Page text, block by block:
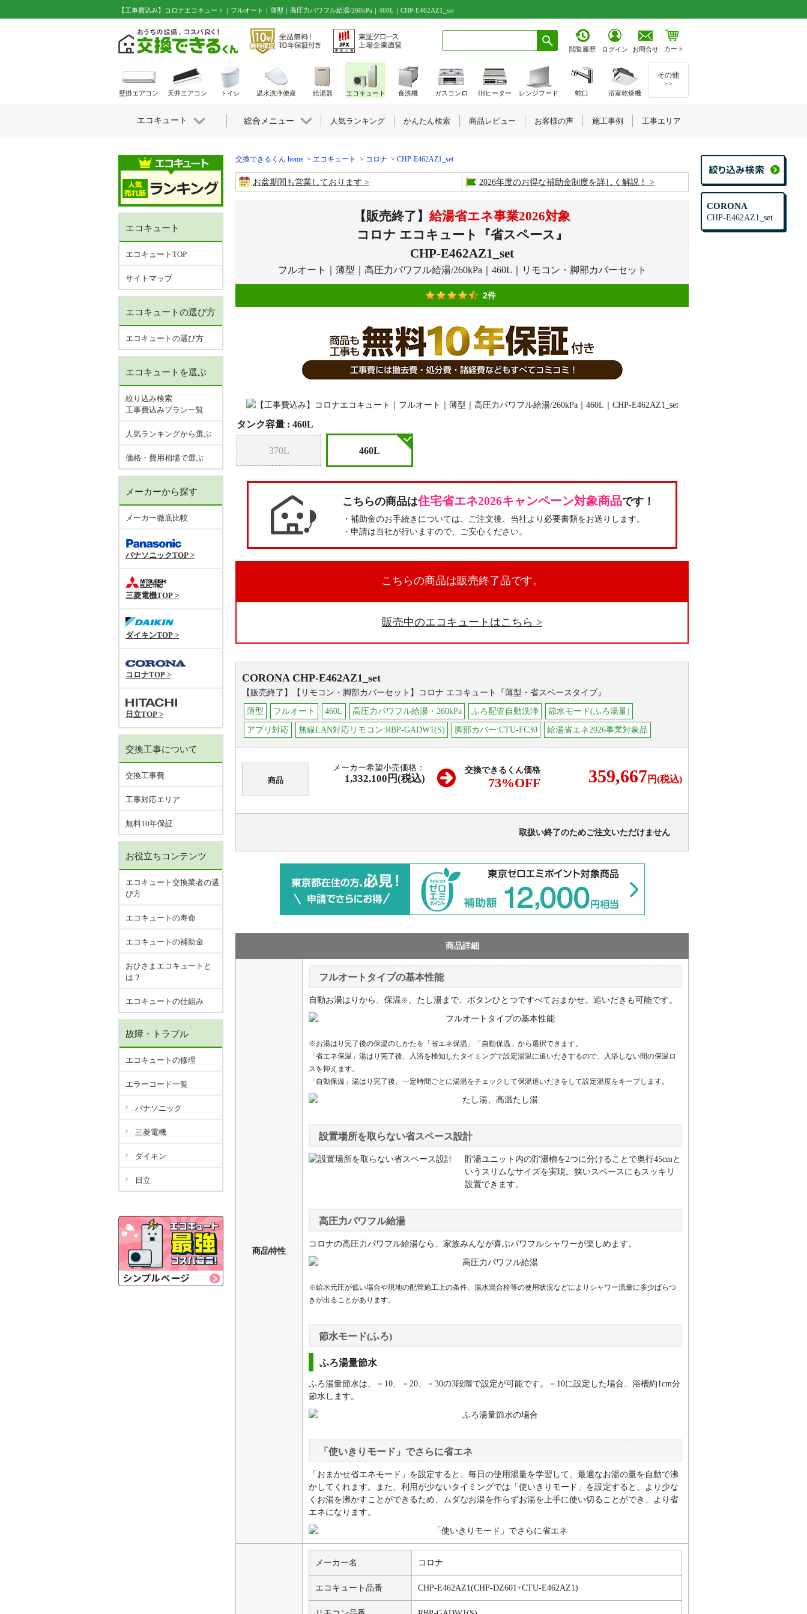
CORONA
CHP-E462AZ1_set
【工事費込み】コロナエコキュート｜フルオート｜薄型｜高圧力パワフル給湯/260kPa｜460L｜CHP-E462AZ1_set
閲覧履歴 ログイン お問合せ カート
交換できるくん home エコキュート コロナ CHP-E462AZ1_set
お盆期間も営業しております 2026年度のお得な補助金制度を詳しく解説！
【販売終了】 給湯省エネ事業2026対象
コロナ エコキュート『省スペース』
CHP-E462AZ1_set
フルオート｜薄型｜高圧力パワフル給湯/260kPa｜460L｜リモコン・脚部カバーセット
2件
タンク容量 : 460L
370L 460L
こちらの商品は住宅省エネ2026キャンペーン対象商品です！
・補助金のお手続きについては、ご注文後、当社より必要書類をお送りします。
・申請は当社が行いますので、ご安心ください。
こちらの商品は販売終了品です。
販売中のエコキュートはこちら
CORONA CHP-E462AZ1_set
【販売終了】【リモコン・脚部カバーセット】コロナ エコキュート『薄型・省スペースタイプ』
薄型 フルオート 460L 高圧力パワフル給湯・260kPa ふろ配管自動洗浄 節水モード(ふろ湯量)
アプリ対応 無線LAN対応リモコン:RBP-GADW1(S) 脚部カバー:CTU-FC30 給湯省エネ2026事業対象品
商品
メーカー希望小売価格：
1,332,100円(税込)
交換できるくん価格
73%OFF 359,667円(税込)
取扱い終了のためご注文いただけません
商品詳細
商品特性
フルオートタイプの基本性能
自動お湯はりから、保温※、たし湯まで、ボタンひとつですべておまかせ。追いだきも可能です。
※お湯はり完了後の保温のしかたを「省エネ保温」「自動保温」から選択できます。
「省エネ保温」湯はり完了後、入浴を検知したタイミングで設定湯温に追いだきするので、入浴しない間の保温ロ
スを抑えます。
「自動保温」湯はり完了後、一定時間ごとに湯温をチェックして保温追いだきをして設定温度をキープします。
設置場所を取らない省スペース設計
貯湯ユニット内の貯湯槽を2つに分けることで奥行45cmと
いうスリムなサイズを実現。狭いスペースにもスッキリ
設置できます。
高圧力パワフル給湯
コロナの高圧力パワフル給湯なら、家族みんなが喜ぶパワフルシャワーが楽しめます。
※給水元圧が低い場合や現地の配管施工上の条件、湯水混合栓等の使用状況などによりシャワー流量に多少ばらつ
きが出ることがあります。
節水モード(ふろ)
ふろ湯量節水
ふろ湯量節水は、－10、－20、－30の3段階で設定が可能です。－10に設定した場合、浴槽約1cm分
節水します。
「使いきりモード」でさらに省エネ
「おまかせ省エネモード」を設定すると、毎日の使用湯量を学習して、最適なお湯の量を自動で沸
かしてくれます。また、利用が少ないタイミングでは「使いきりモード」を設定すると、より少な
くお湯を沸かすことができるため、ムダなお湯を作らずお湯を上手に使い切ることができ、より省
エネになります。
メーカー名 コロナ
エコキュート品番 CHP-E462AZ1(CHP-DZ601+CTU-E462AZ1)
エコキュート
エコキュートTOP
サイトマップ
エコキュートの選び方
エコキュートの選び方
エコキュートを選ぶ
絞り込み検索
工事費込みプラン一覧
人気ランキングから選ぶ
価格・費用相場で選ぶ
メーカーから探す
メーカー徹底比較
パナソニックTOP >
三菱電機TOP >
ダイキンTOP >
コロナTOP >
日立TOP >
交換工事について
交換工事費
工事対応エリア
無料10年保証
お役立ちコンテンツ
エコキュート交換業者の選
び方
エコキュートの寿命
エコキュートの補助金
おひさまエコキュートと
は？
エコキュートの仕組み
故障・トラブル
エコキュートの修理
エラーコード一覧
パナソニック
三菱電機
ダイキン
日立
壁掛エアコン 天井エアコン トイレ 温水洗浄便座 給湯器 エコキュート 食洗機 ガスコンロ IHヒーター レンジフード 蛇口 浴室乾燥機
その他
>>
エコキュート 総合メニュー 人気ランキング かんたん検索 商品レビュー お客様の声 施工事例 工事エリア